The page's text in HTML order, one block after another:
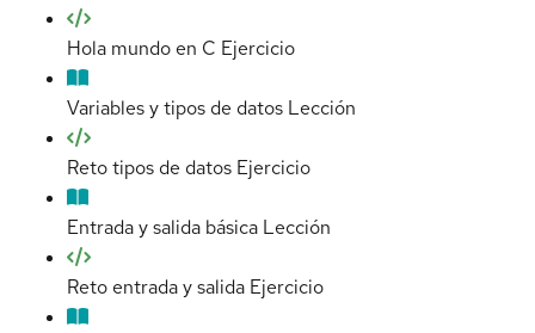
Hola mundo en C Ejercicio
Variables y tipos de datos Lección
Reto tipos de datos Ejercicio
Entrada y salida básica Lección
Reto entrada y salida Ejercicio